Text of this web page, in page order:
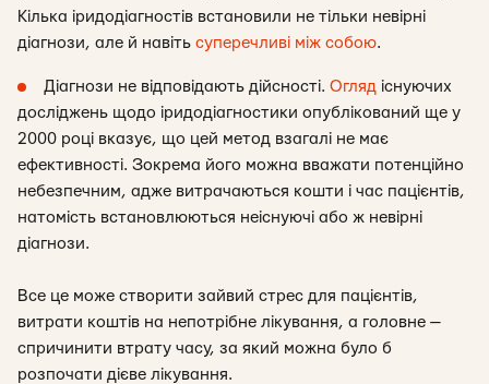
Кілька іридодіагностів встановили не тільки невірні
діагнози, але й навіть суперечливі між собою.
Діагнози не відповідають дійсності. Огляд існуючих
досліджень щодо іридодіагностики опублікований ще у
2000 році вказує, що цей метод взагалі не має
ефективності. Зокрема його можна вважати потенційно
небезпечним, адже витрачаються кошти і час пацієнтів,
натомість встановлюються неіснуючі або ж невірні
діагнози.
Все це може створити зайвий стрес для пацієнтів,
витрати коштів на непотрібне лікування, а головне —
спричинити втрату часу, за який можна було б
розпочати дієве лікування.